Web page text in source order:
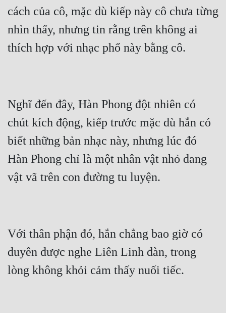
cách của cô, mặc dù kiếp này cô chưa từng
nhìn thấy, nhưng tin rằng trên không ai
thích hợp với nhạc phổ này bằng cô.
Nghĩ đến đây, Hàn Phong đột nhiên có
chút kích động, kiếp trước mặc dù hắn có
biết những bản nhạc này, nhưng lúc đó
Hàn Phong chỉ là một nhân vật nhỏ đang
vật vã trên con đường tu luyện.
Với thân phận đó, hắn chẳng bao giờ có
duyên được nghe Liên Linh đàn, trong
lòng không khỏi cảm thấy nuối tiếc.